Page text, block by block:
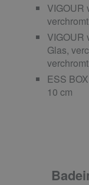
VIGOUR
VIGOUR
Glas,
verchromt
ESS
10 cm